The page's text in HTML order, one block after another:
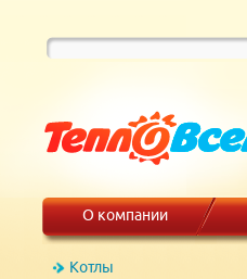
О компании
Котлы